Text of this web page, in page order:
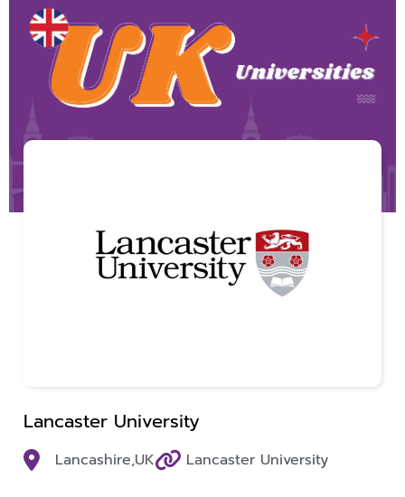
Lancaster University
Lancashire,UK Lancaster University